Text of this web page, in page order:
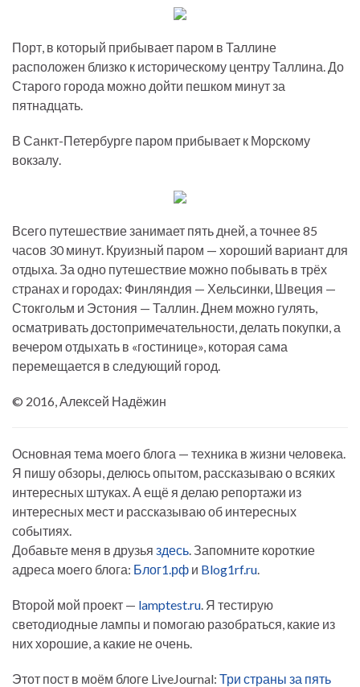
Порт, в который прибывает паром в Таллине
расположен близко к историческому центру Таллина. До
Старого города можно дойти пешком минут за
пятнадцать.
В Санкт-Петербурге паром прибывает к Морскому
вокзалу.
Всего путешествие занимает пять дней, а точнее 85
часов 30 минут. Круизный паром — хороший вариант для
отдыха. За одно путешествие можно побывать в трёх
странах и городах: Финляндия — Хельсинки, Швеция —
Стокгольм и Эстония — Таллин. Днем можно гулять,
осматривать достопримечательности, делать покупки, а
вечером отдыхать в «гостинице», которая сама
перемещается в следующий город.
© 2016, Алексей Надёжин
Основная тема моего блога — техника в жизни человека.
Я пишу обзоры, делюсь опытом, рассказываю о всяких
интересных штуках. А ещё я делаю репортажи из
интересных мест и рассказываю об интересных
событиях.
Добавьте меня в друзья здесь. Запомните короткие
адреса моего блога: Блог1.рф и Blog1rf.ru.
Второй мой проект — lamptest.ru. Я тестирую
светодиодные лампы и помогаю разобраться, какие из
них хорошие, а какие не очень.
Этот пост в моём блоге LiveJournal: Три страны за пять